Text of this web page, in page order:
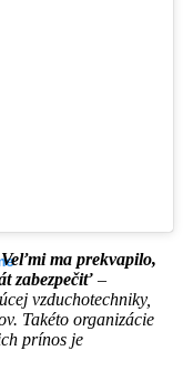
Veľmi ma prekvapilo,
zabezpečiť –
vzduchotechniky,
Takéto organizácie
prínos je